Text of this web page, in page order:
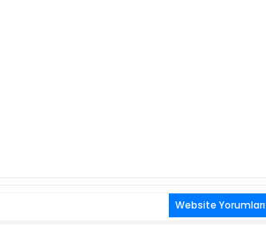
Website Yorumları